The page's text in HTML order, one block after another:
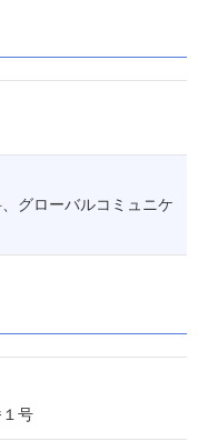
グローバルコミュニケ
号